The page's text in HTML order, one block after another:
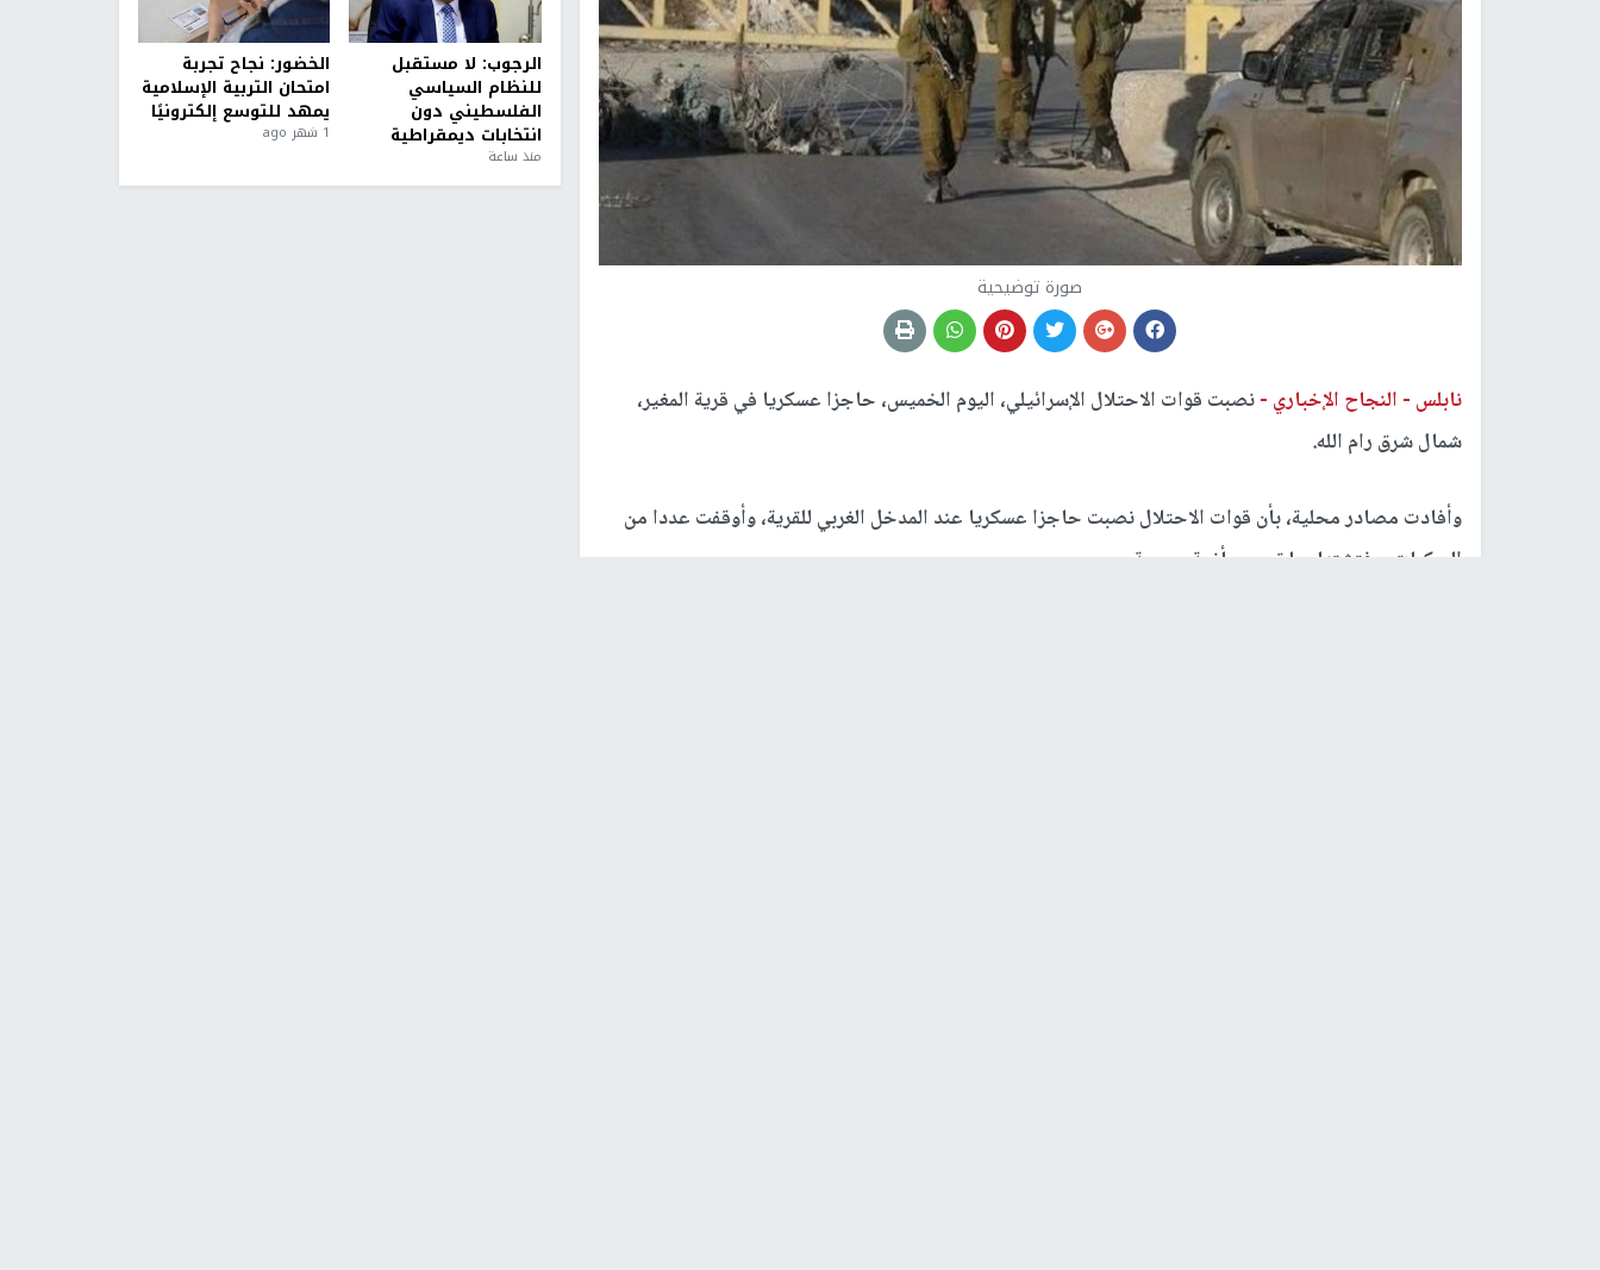
صورة توضيحية
نابلس - النجاح الإخباري -نصبت قوات الاحتلال الإسرائيلي، اليوم الخميس، حاجزا عسكريا في قرية المغير،
شمال شرق رام الله.
وأفادت مصادر محلية، بأن قوات الاحتلال نصبت حاجزا عسكريا عند المدخل الغربي للقرية، وأوقفت عددا من
المركبات، وفتشتها، ما تسبب بأزمة مرورية.
الرجوب: لا مستقبل
للنظام السياسي
الفلسطيني دون
انتخابات ديمقراطية
منذ ساعة
الخضور: نجاح تجربة
امتحان التربية الإسلامية
يمهد للتوسع إلكترونيًا
1 شهر ago